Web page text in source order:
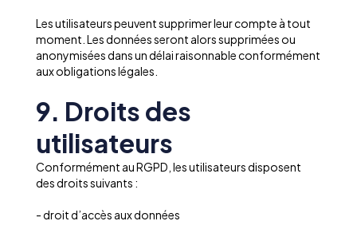
Les utilisateurs peuvent supprimer leur compte à tout
moment. Les données seront alors supprimées ou
anonymisées dans un délai raisonnable conformément
aux obligations légales.
9. Droits des
utilisateurs
Conformément au RGPD, les utilisateurs disposent
des droits suivants :
- droit d’accès aux données